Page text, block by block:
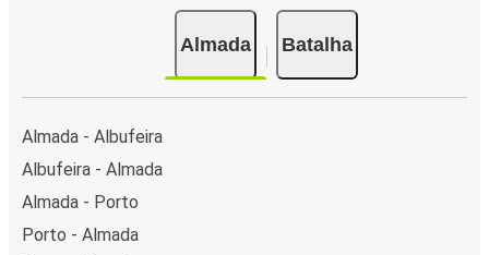
Almada Batalha
Almada - Albufeira
Albufeira - Almada
Almada - Porto
Porto - Almada